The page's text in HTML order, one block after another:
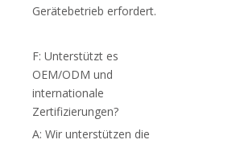
Gerätebetrieb erfordert.
F: Unterstützt es
OEM/ODM und
internationale
Zertifizierungen?
A: Wir unterstützen die